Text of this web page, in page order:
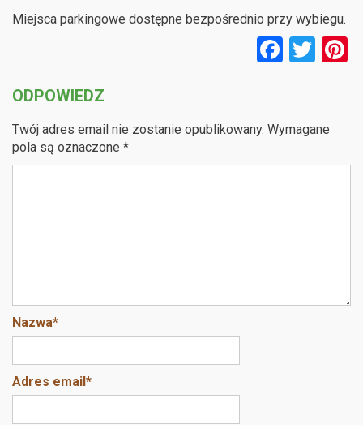
Miejsca parkingowe dostępne bezpośrednio przy wybiegu.
F
b
T
er
ODPOWIEDZ
Twój adres email nie zostanie opublikowany. Wymagane
pola są oznaczone *
Nazwa*
Adres email*